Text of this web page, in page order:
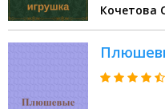
Кочетова